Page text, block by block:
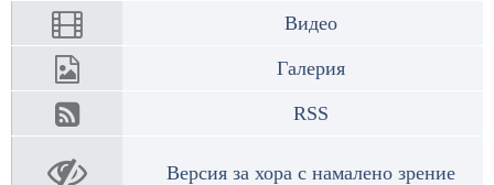
Видео
Галерия
RSS
Версия за хора с намалено зрение